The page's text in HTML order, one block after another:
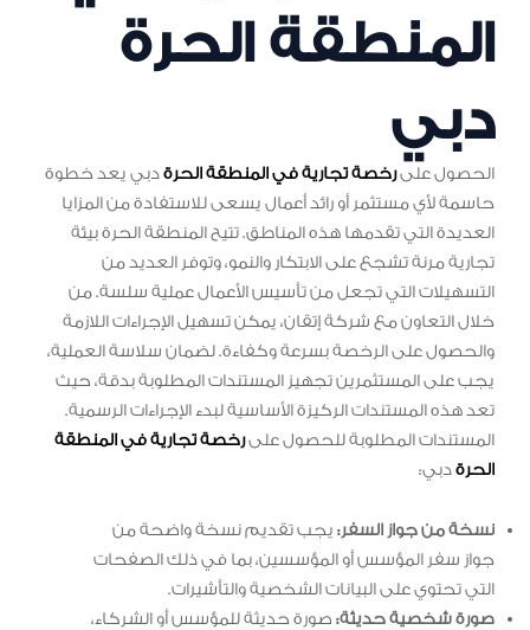
المنطقة الحرة
دبي
الحصول علىرخصة تجارية في المنطقة الحرةدبي يعد خطوة
حاسمة لأي مستثمر أو رائد أعمال يسعى للاستفادة من المزايا
العديدة التي تقدمها هذه المناطق. تتيح المنطقة الحرة بيئة
تجارية مرنة تشجع على الابتكار والنمو، وتوفر العديد من
التسهيلات التي تجعل من تأسيس الأعمال عملية سلسة. من
خلال التعاون مع شركة إتقان، يمكن تسهيل الإجراءات اللازمة
والحصول على الرخصة بسرعة وكفاءة. لضمان سلاسة العملية،
يجب على المستثمرين تجهيز المستندات المطلوبة بدقة، حيث
تعد هذه المستندات الركيزة الأساسية لبدء الإجراءات الرسمية.
المستندات المطلوبة للحصول علىرخصة تجارية في المنطقة
الحرةدبي:
نسخة من جواز السفر: يجب تقديم نسخة واضحة من
جواز سفر المؤسس أو المؤسسين، بما في ذلك الصفحات
التي تحتوي على البيانات الشخصية والتأشيرات.
صورة شخصية حديثة: صورة حديثة للمؤسس أو الشركاء،